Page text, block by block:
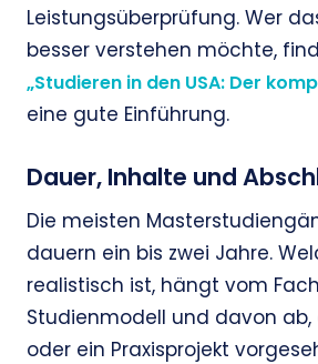
Leistungsüberprüfung. Wer
besser verstehen möchte,
„Studieren in den USA: Der
eine gute Einführung.
Dauer, Inhalte und
Die meisten
dauern ein bis zwei Jahre.
realistisch ist, hängt vom
Studienmodell und davon ab,
oder ein Praxisprojekt